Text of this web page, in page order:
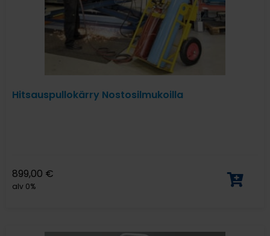
Hitsauspullokärry Nostosilmukoilla
899,00 €
alv 0%